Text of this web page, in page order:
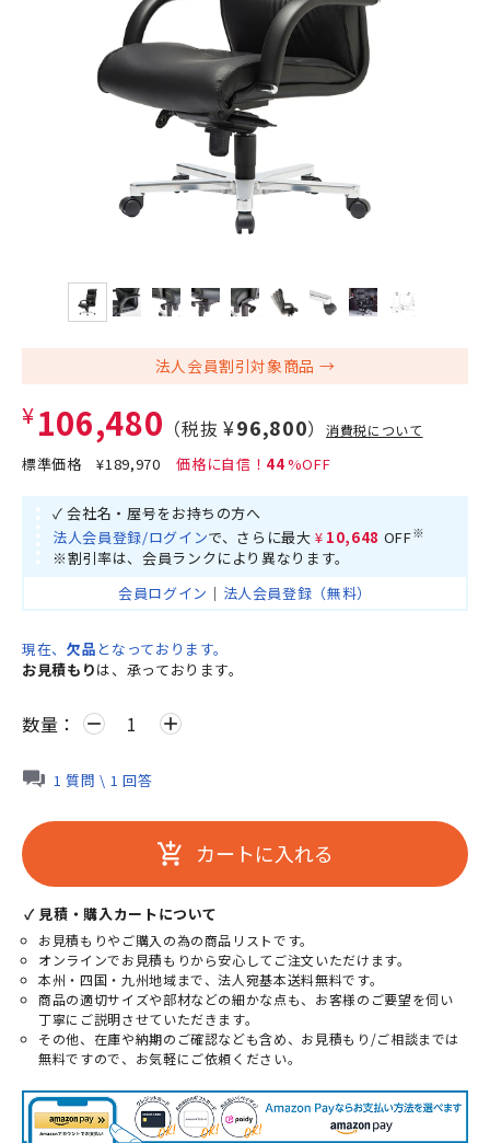
法人会員割引対象商品
¥106,480 （税抜 ¥96,800）消費税について
標準価格¥189,970 44
✓ 会社名・屋号をお持ちの方へ
法人会員登録/ログインで、さらに最大 ¥10,648 OFF※
※割引率は、会員ランクにより異なります。
会員ログイン ｜ 法人会員登録（無料）
現在、 欠品 となっております。
お見積もりは、承っております。
数量： remove add
1 質問 \ 1 回答
add_shopping_cart カートに入れる
✓ 見積・購入カートについて
お見積もりやご購入の為の商品リストです。
オンラインでお見積もりから安心してご注文いただけます。
本州・四国・九州地域まで、法人宛基本送料無料です。
商品の適切サイズや部材などの細かな点も、お客様のご要望を伺い
丁寧にご説明させていただきます。
その他、在庫や納期のご確認なども含め、お見積もり/ご相談までは
無料ですので、お気軽にご依頼ください。